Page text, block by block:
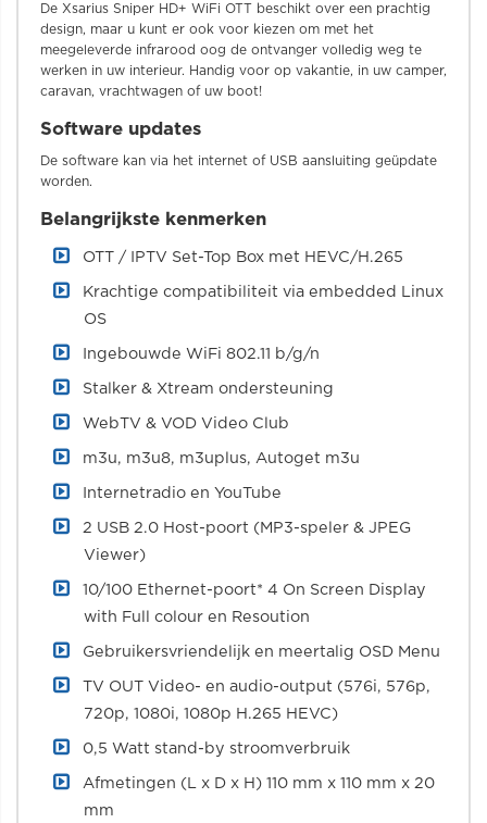
De Xsarius Sniper HD+ WiFi OTT beschikt over een prachtig
design, maar u kunt er ook voor kiezen om met het
meegeleverde infrarood oog de ontvanger volledig weg te
werken in uw interieur. Handig voor op vakantie, in uw camper,
caravan, vrachtwagen of uw boot!
Software updates
De software kan via het internet of USB aansluiting geüpdate
worden.
Belangrijkste kenmerken
OTT / IPTV Set-Top Box met HEVC/H.265
Krachtige compatibiliteit via embedded Linux
OS
Ingebouwde WiFi 802.11 b/g/n
Stalker & Xtream ondersteuning
WebTV & VOD Video Club
m3u, m3u8, m3uplus, Autoget m3u
Internetradio en YouTube
2 USB 2.0 Host-poort (MP3-speler & JPEG
Viewer)
10/100 Ethernet-poort* 4 On Screen Display
with Full colour en Resoution
Gebruikersvriendelijk en meertalig OSD Menu
TV OUT Video- en audio-output (576i, 576p,
720p, 1080i, 1080p H.265 HEVC)
0,5 Watt stand-by stroomverbruik
Afmetingen (L x D x H) 110 mm x 110 mm x 20
mm